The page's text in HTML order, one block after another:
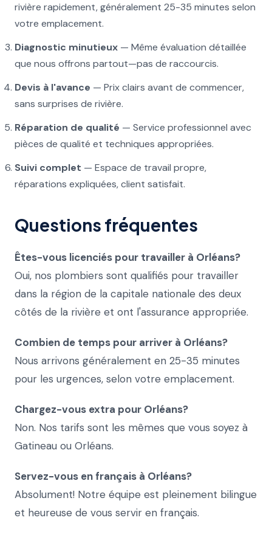
rivière rapidement, généralement 25-35 minutes selon
votre emplacement.
Diagnostic minutieux — Même évaluation détaillée
que nous offrons partout—pas de raccourcis.
Devis à l'avance — Prix clairs avant de commencer,
sans surprises de rivière.
Réparation de qualité — Service professionnel avec
pièces de qualité et techniques appropriées.
Suivi complet — Espace de travail propre,
réparations expliquées, client satisfait.
Questions fréquentes
Êtes-vous licenciés pour travailler à Orléans?
Oui, nos plombiers sont qualifiés pour travailler
dans la région de la capitale nationale des deux
côtés de la rivière et ont l'assurance appropriée.
Combien de temps pour arriver à Orléans?
Nous arrivons généralement en 25-35 minutes
pour les urgences, selon votre emplacement.
Chargez-vous extra pour Orléans?
Non. Nos tarifs sont les mêmes que vous soyez à
Gatineau ou Orléans.
Servez-vous en français à Orléans?
Absolument! Notre équipe est pleinement bilingue
et heureuse de vous servir en français.